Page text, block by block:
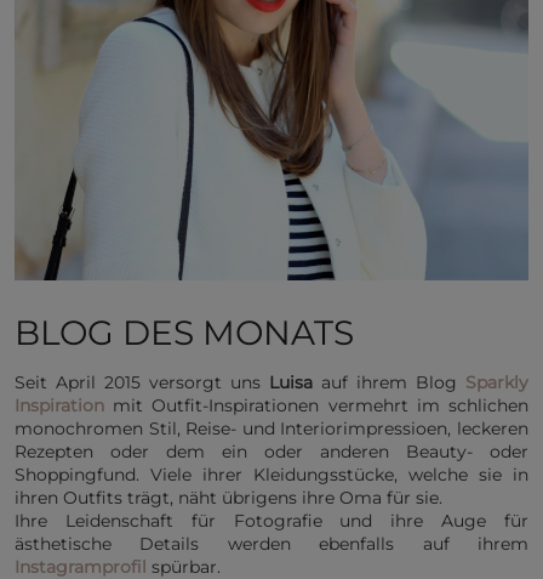
BLOG DES MONATS
Seit April 2015 versorgt uns Luisa auf ihrem Blog Sparkly
Inspiration mit Outfit-Inspirationen vermehrt im schlichen
monochromen Stil, Reise- und Interiorimpressioen, leckeren
Rezepten oder dem ein oder anderen Beauty- oder
Shoppingfund. Viele ihrer Kleidungsstücke, welche sie in
ihren Outfits trägt, näht übrigens ihre Oma für sie.
Ihre Leidenschaft für Fotografie und ihre Auge für
ästhetische Details werden ebenfalls auf ihrem
Instagramprofil spürbar.